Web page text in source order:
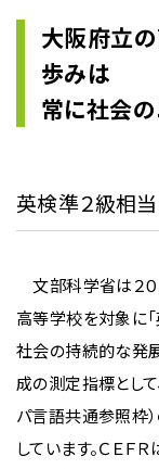
大阪府立
歩みは
常に社会
英検準２級相
文部科学省は２０
高等学校を対象に
社会の持続的な発
成の測定指標として
パ言語共通参照枠
しています。ＣＥ